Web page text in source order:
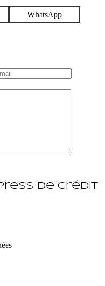
WhatsApp
de crédit